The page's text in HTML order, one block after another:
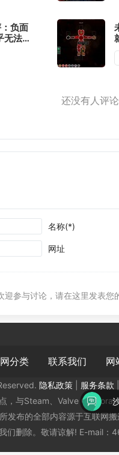
负面
无法忽
名称(*)
网址
参与讨论，请在这里发表您
分类 联系我们 网
隐私政策 服务条款
，与Steam、Valve
发布的全部内容源于互联网
们删除。敬请谅解! E-mail
沙发还在！快来放第